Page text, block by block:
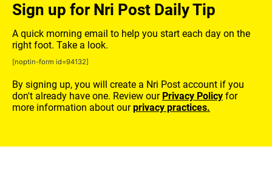
Sign up for Nri Post Daily Tip
A quick morning email to help you start each day on the
right foot. Take a look.
[noptin-form id=94132]
By signing up, you will create a Nri Post account if you
don't already have one. Review our Privacy Policy for
more information about ourprivacy practices.